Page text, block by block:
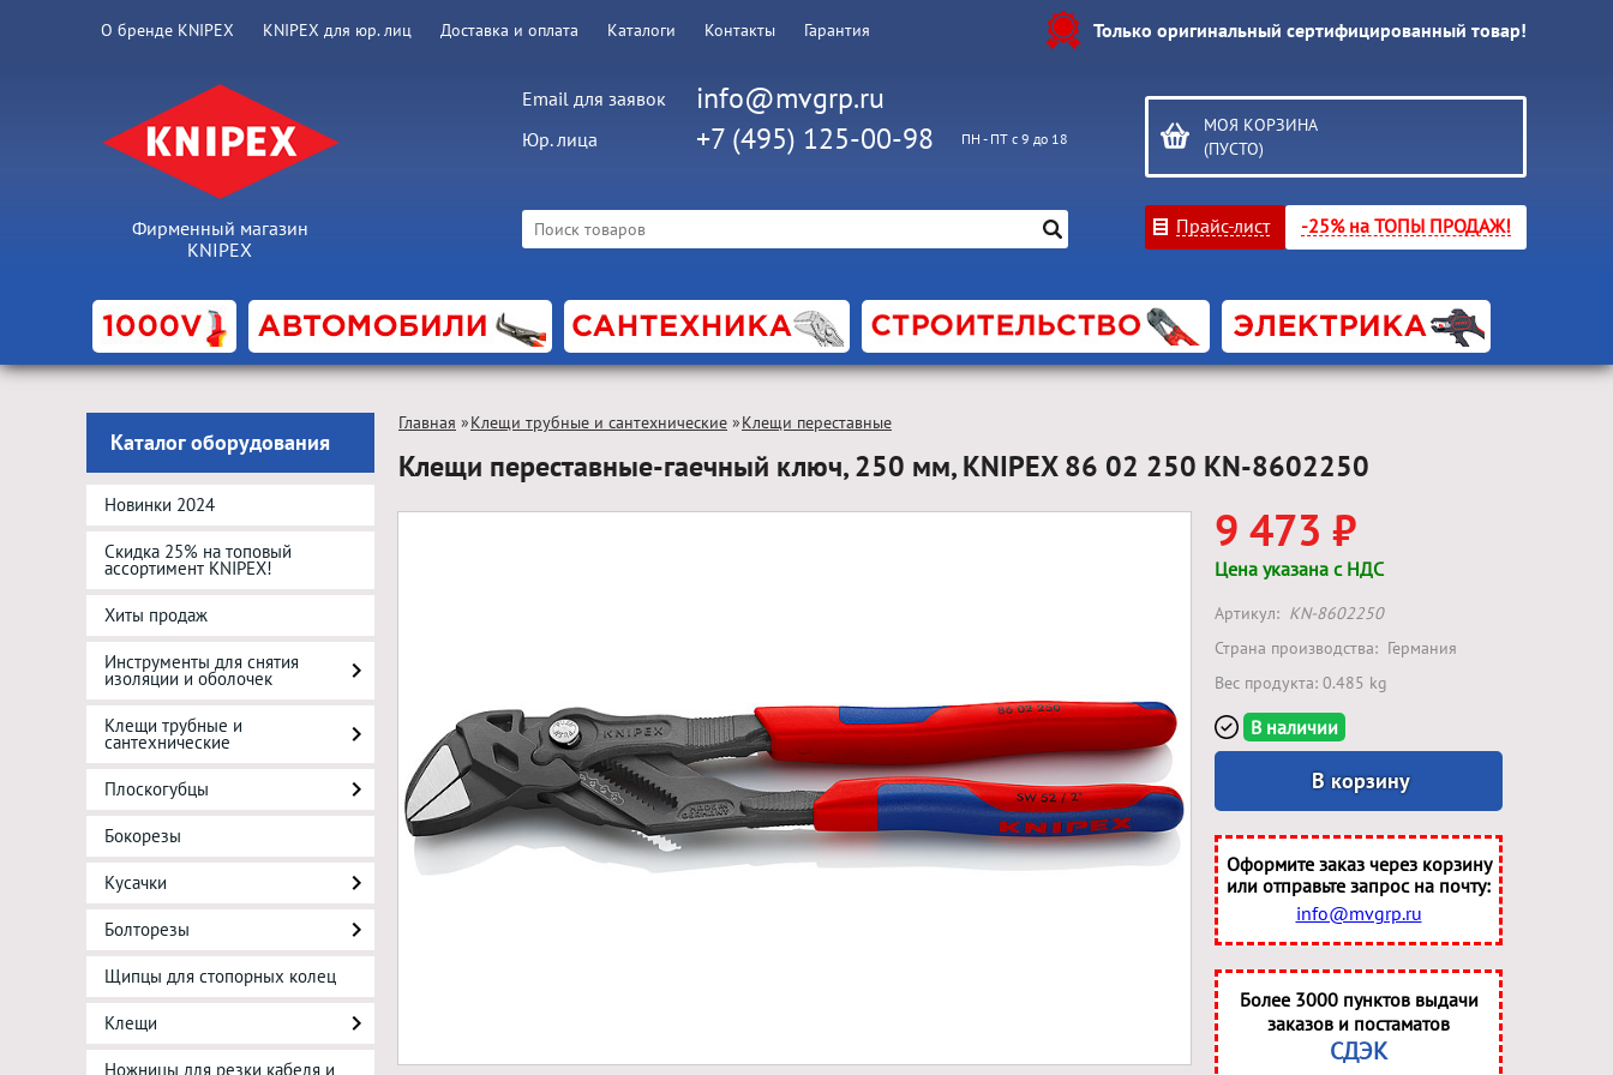
О бренде KNIPEX KNIPEX для юр. лиц Доставка и оплата Каталоги Контакты Гарантия Только оригинальный сертифицированный товар!
Фирменный магазин
KNIPEX
Email для заявок info@mvgrp.ru
Юр. лица +7 (495) 125-00-98 ПН - ПТ с 9 до 18
МОЯ КОРЗИНА
(ПУСТО)
Прайс-лист -25% на ТОПЫ ПРОДАЖ!
Каталог оборудования
Новинки 2024
Скидка 25% на топовый
ассортимент KNIPEX!
Хиты продаж
Инструменты для снятия
изоляции и оболочек
Клещи трубные и
сантехнические
Плоскогубцы
Бокорезы
Кусачки
Болторезы
Щипцы для стопорных колец
Клещи
Ножницы для резки кабеля и
Главная »Клещи трубные и сантехнические »Клещи переставные
Клещи переставные-гаечный ключ, 250 мм, KNIPEX 86 02 250 KN-8602250
9 473 ₽
Цена указана с НДС
Артикул: KN-8602250
Страна производства: Германия
Вес продукта: 0.485 kg
В наличии
В корзину
Оформите заказ через корзину
или отправьте запрос на почту:
info@mvgrp.ru
Более 3000 пунктов выдачи
заказов и постаматов
СДЭК